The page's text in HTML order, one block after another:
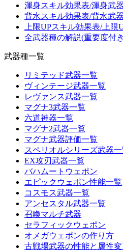
渾身スキル効果表/渾身武
背水スキル効果表/背水武
上限UPスキル効果表/上限
全武器種の解説(重要度付
武器種一覧
リミテッド武器一覧
ヴィンテージ武器一覧
レヴァンス武器一覧
マグナ3武器一覧
六道神器一覧
マグナ2武器一覧
マグナ武器評価一覧
スペリオルシリーズ武器
EX攻刃武器一覧
バハムートウェポン
エピックウェポン性能一覧
コスモス武器一覧
アンセスタル武器一覧
召喚マルチ武器
セラフィックウェポン
オメガウェポンの作り方
古戦場武器の性能と属性